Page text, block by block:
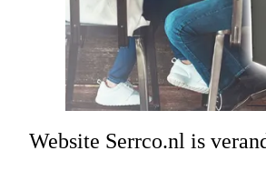
Website Serrco.nl is